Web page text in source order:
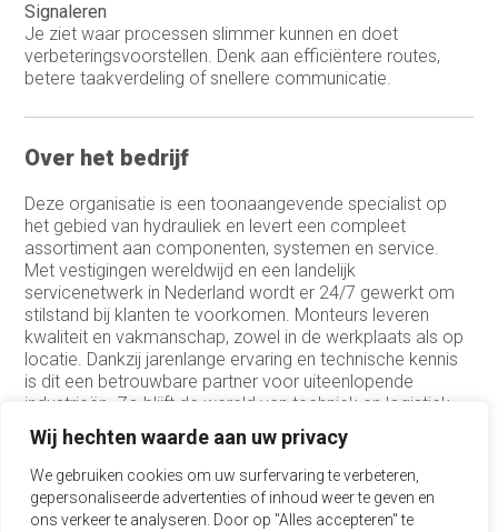
Wij hechten waarde aan uw privacy
We gebruiken cookies om uw surfervaring te verbeteren,
gepersonaliseerde advertenties of inhoud weer te geven en
ons verkeer te analyseren. Door op "Alles accepteren" te
Signaleren
Je ziet waar processen slimmer kunnen en doet
verbeteringsvoorstellen. Denk aan efficiëntere routes,
betere taakverdeling of snellere communicatie.
Over het bedrijf
Deze organisatie is een toonaangevende specialist op
het gebied van hydrauliek en levert een compleet
assortiment aan componenten, systemen en service.
Met vestigingen wereldwijd en een landelijk
servicenetwerk in Nederland wordt er 24/7 gewerkt om
stilstand bij klanten te voorkomen. Monteurs leveren
kwaliteit en vakmanschap, zowel in de werkplaats als op
locatie. Dankzij jarenlange ervaring en technische kennis
is dit een betrouwbare partner voor uiteenlopende
industrieën. Zo blijft de wereld van techniek en logistiek
letterlijk in beweging.
Wat wij vragen
Service Coördinator
Systeem & Applicatiebeheerder
Systeembeheerder
technisch commercieel adviseur
Technisch Commercieel Medewerker
Binnendienst
Telemarketeer
Vertegenwoordiger
Vertegenwoordiger buitendienst
Warehouse manager